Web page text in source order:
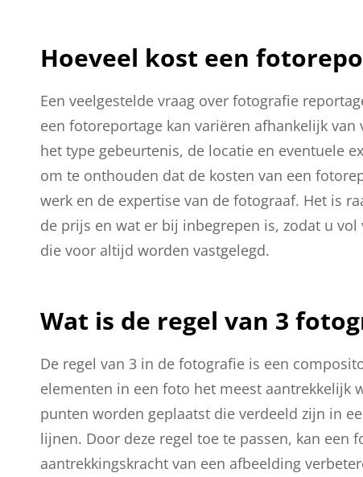
Hoeveel kost een
Een veelgestelde vraag over fotografie
een fotoreportage kan variëren afhankelijk
het type gebeurtenis, de locatie en eventuele
om te onthouden dat de kosten van een
werk en de expertise van de fotograaf. Het is
de prijs en wat er bij inbegrepen is, zodat u
die voor altijd worden vastgelegd.
Wat is de regel van 3
De regel van 3 in de fotografie is een
elementen in een foto het meest aantrekkelijk
punten worden geplaatst die verdeeld zijn in
lijnen. Door deze regel toe te passen, kan een
aantrekkingskracht van een afbeelding